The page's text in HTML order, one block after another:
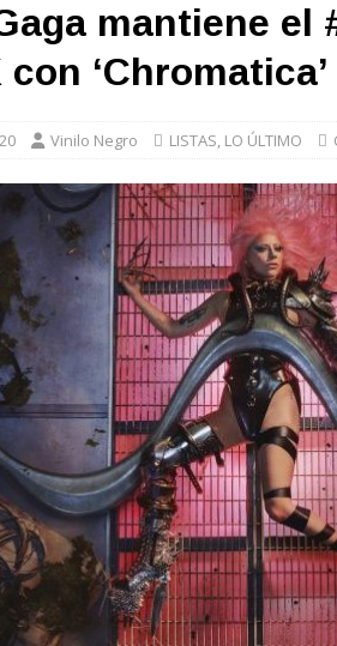
mantiene el
con ‘Chromatica’
Vinilo Negro LISTAS, LO ÚLTIMO